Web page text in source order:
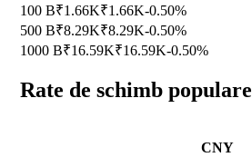
100 B₹1.66K₹1.66K-0.50%
500 B₹8.29K₹8.29K-0.50%
1000 B₹16.59K₹16.59K-0.50%
Rate de schimb populare
CNY